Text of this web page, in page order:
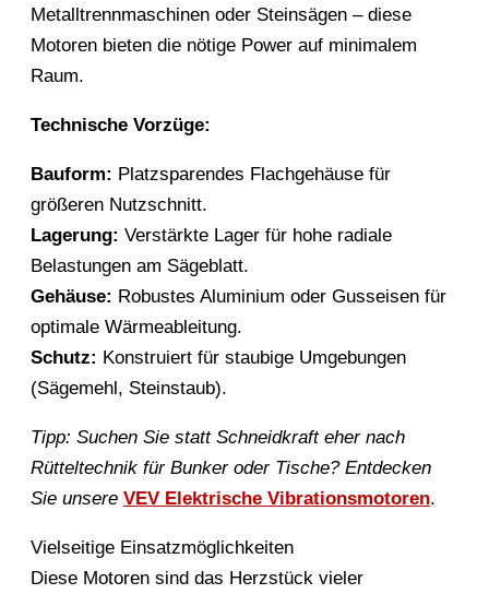
Metalltrennmaschinen oder Steinsägen – diese
Motoren bieten die nötige Power auf minimalem
Raum.
Technische Vorzüge:
Bauform: Platzsparendes Flachgehäuse für
größeren Nutzschnitt.
Lagerung: Verstärkte Lager für hohe radiale
Belastungen am Sägeblatt.
Gehäuse: Robustes Aluminium oder Gusseisen für
optimale Wärmeableitung.
Schutz: Konstruiert für staubige Umgebungen
(Sägemehl, Steinstaub).
Tipp: Suchen Sie statt Schneidkraft eher nach
Rütteltechnik für Bunker oder Tische? Entdecken
Sie unsere VEV Elektrische Vibrationsmotoren.
Vielseitige Einsatzmöglichkeiten
Diese Motoren sind das Herzstück vieler